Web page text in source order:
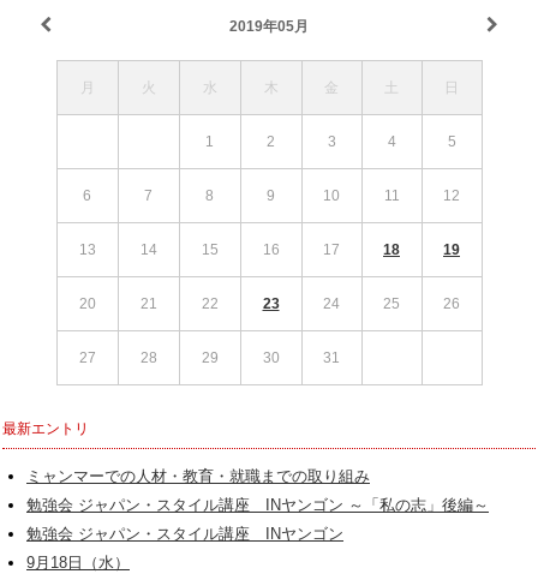
2019年05月
月 火 水 木 金 土 日
1 2 3 4 5
6 7 8 9 10 11 12
13 14 15 16 17 18 19
20 21 22 23 24 25 26
27 28 29 30 31
最新エントリ
ミャンマーでの人材・教育・就職までの取り組み
勉強会 ジャパン・スタイル講座 INヤンゴン ～「私の志」後編～
勉強会 ジャパン・スタイル講座 INヤンゴン
9月18日（水）